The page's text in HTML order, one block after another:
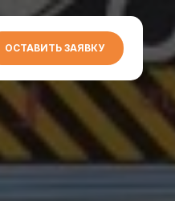
ОСТАВИТЬ ЗАЯВКУ